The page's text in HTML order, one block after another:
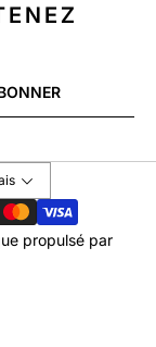
propulsé par